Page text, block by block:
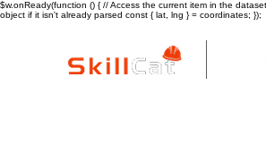
$w.onReady(function () { // Access the current item in the
object if it isn't already parsed const { lat, lng } = coordinates; });